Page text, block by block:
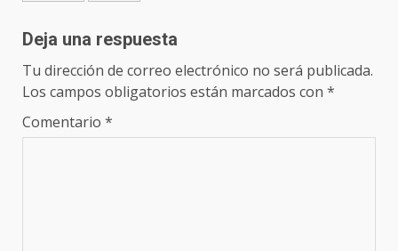
Deja una respuesta
Tu dirección de correo electrónico no será publicada.
Los campos obligatorios están marcados con *
Comentario *